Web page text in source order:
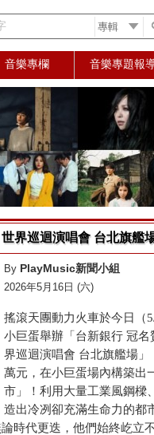
音樂專欄 音樂專題報
界巡迴演唱會 台北旗艦
By PlayMusic新聞小組
2026年5月16日 (六)
搖滾天團動力火車於今日（
小巨蛋舉辦「台新銀行 冠
界巡迴演唱會 台北旗艦場
萬元，在小巨蛋場內構築出
市」！利用大量工業風鋼樑
造出冷冽卻充滿生命力的都
時代更迭，他們始終屹立